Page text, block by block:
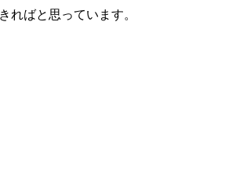
ればと思っています。